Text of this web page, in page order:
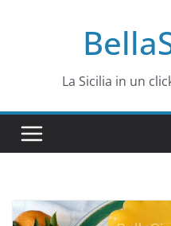
La Sicilia in un